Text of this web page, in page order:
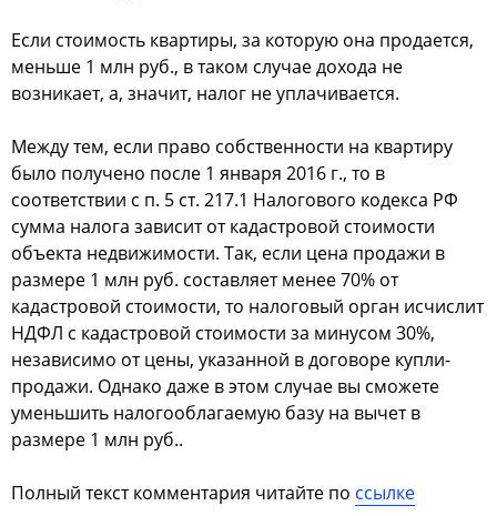
Если стоимость квартиры, за которую она продается,
меньше 1 млн руб., в таком случае дохода не
возникает, а, значит, налог не уплачивается.
Между тем, если право собственности на квартиру
было получено после 1 января 2016 г., то в
соответствии с п. 5 ст. 217.1 Налогового кодекса РФ
сумма налога зависит от кадастровой стоимости
объекта недвижимости. Так, если цена продажи в
размере 1 млн руб. составляет менее 70% от
кадастровой стоимости, то налоговый орган исчислит
НДФЛ с кадастровой стоимости за минусом 30%,
независимо от цены, указанной в договоре купли-
продажи. Однако даже в этом случае вы сможете
уменьшить налогооблагаемую базу на вычет в
размере 1 млн руб..
Полный текст комментария читайте по ссылке